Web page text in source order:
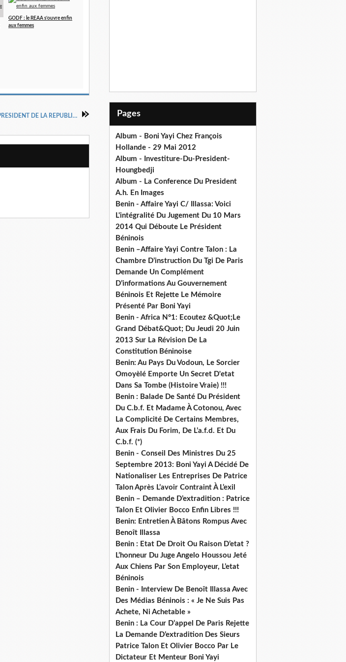
GODF : le REAA s’ouvre enfin
aux femmes
DISCOURS DE SEM LAURENT GBAGBO, PRESIDENT DE LA REPUBLIQUE DE COTE D’IVOIRE Pages
Album - Boni Yayi Chez François
Hollande - 29 Mai 2012
Album - Investiture-Du-President-
Houngbedji
Album - La Conference Du President
A.h. En Images
Benin - Affaire Yayi C/ Illassa: Voici
L'intégralité Du Jugement Du 10 Mars
2014 Qui Déboute Le Président
Béninois
Benin –Affaire Yayi Contre Talon : La
Chambre D’instruction Du Tgi De Paris
Demande Un Complément
D’informations Au Gouvernement
Béninois Et Rejette Le Mémoire
Présenté Par Boni Yayi
Benin - Africa N°1: Ecoutez &Quot;Le
Grand Débat&Quot; Du Jeudi 20 Juin
2013 Sur La Révision De La
Constitution Béninoise
Benin: Au Pays Du Vodoun, Le Sorcier
Omoyèlé Emporte Un Secret D'etat
Dans Sa Tombe (Histoire Vraie) !!!
Benin : Balade De Santé Du Président
Du C.b.f. Et Madame À Cotonou, Avec
La Complicité De Certains Membres,
Aux Frais Du Forim, De L’a.f.d. Et Du
C.b.f. (*)
Benin - Conseil Des Ministres Du 25
Septembre 2013: Boni Yayi A Décidé De
Nationaliser Les Entreprises De Patrice
Talon Après L’avoir Contraint À L’exil
Benin – Demande D’extradition : Patrice
Talon Et Olivier Bocco Enfin Libres !!!
Benin: Entretien À Bâtons Rompus Avec
Benoît Illassa
Benin : Etat De Droit Ou Raison D’etat ?
L’honneur Du Juge Angelo Houssou Jeté
Aux Chiens Par Son Employeur, L’etat
Béninois
Benin - Interview De Benoît Illassa Avec
Des Médias Béninois : « Je Ne Suis Pas
Achete, Ni Achetable »
Benin : La Cour D’appel De Paris Rejette
La Demande D’extradition Des Sieurs
Patrice Talon Et Olivier Bocco Par Le
Dictateur Et Menteur Boni Yayi